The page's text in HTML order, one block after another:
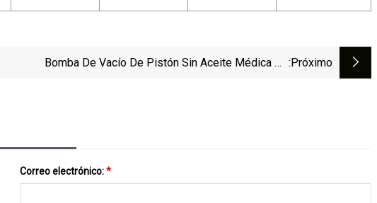
Bomba De Vacío De Pistón Sin Aceite Médica De :próximo
Correo electrónico:*